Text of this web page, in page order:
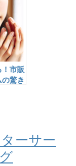
市販
驚き
ーサー